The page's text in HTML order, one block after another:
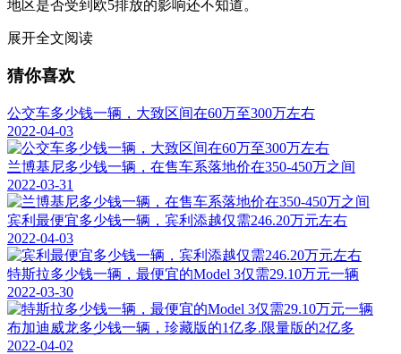
地区是否受到欧5排放的影响还不知道。
展开全文阅读
猜你喜欢
公交车多少钱一辆，大致区间在60万至300万左右
2022-04-03
兰博基尼多少钱一辆，在售车系落地价在350-450万之间
2022-03-31
宾利最便宜多少钱一辆，宾利添越仅需246.20万元左右
2022-04-03
特斯拉多少钱一辆，最便宜的Model 3仅需29.10万元一辆
2022-03-30
布加迪威龙多少钱一辆，珍藏版的1亿多.限量版的2亿多
2022-04-02